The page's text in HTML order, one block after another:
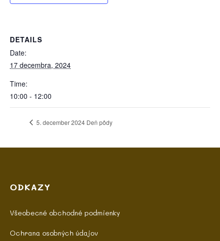
DETAILS
Date:
17 decembra, 2024
Time:
10:00 - 12:00
5. december 2024 Deň pôdy
ODKAZY
Všeobecné obchodné podmienky
Ochrana osobných údajov